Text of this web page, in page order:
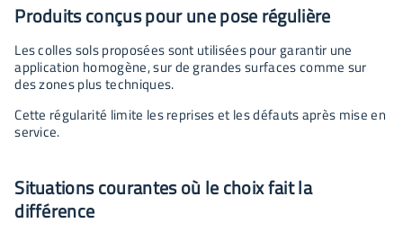
Produits conçus pour une pose régulière
Les colles sols proposées sont utilisées pour garantir une
application homogène, sur de grandes surfaces comme sur
des zones plus techniques.
Cette régularité limite les reprises et les défauts après mise en
service.
Situations courantes où le choix fait la
différence